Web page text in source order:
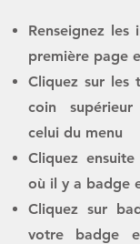
Renseignez les
première page
Cliquez sur les
coin
celui du menu
Cliquez
où il y a badge
Cliquez sur
votre badge